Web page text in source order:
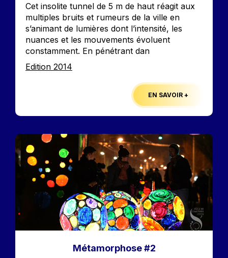
Cet insolite tunnel de 5 m de haut réagit aux
multiples bruits et rumeurs de la ville en
s’animant de lumières dont l’intensité, les
nuances et les mouvements évoluent
constamment. En pénétrant dan
Edition
Edition 2014
EN SAVOIR +
Image
Métamorphose #2